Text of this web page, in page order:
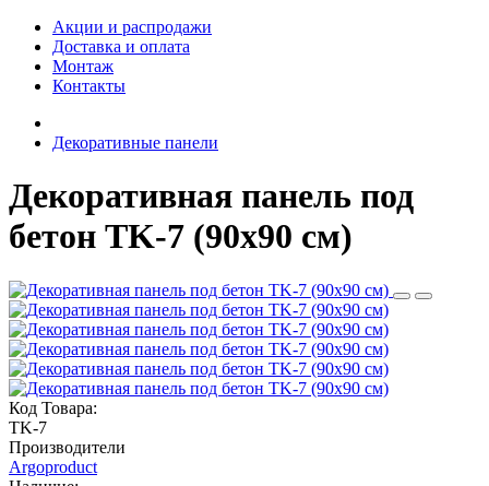
Акции и распродажи
Доставка и оплата
Монтаж
Контакты
Декоративные панели
Декоративная панель под
бетон TK-7 (90х90 см)
Код Товара:
TK-7
Производители
Argoproduct